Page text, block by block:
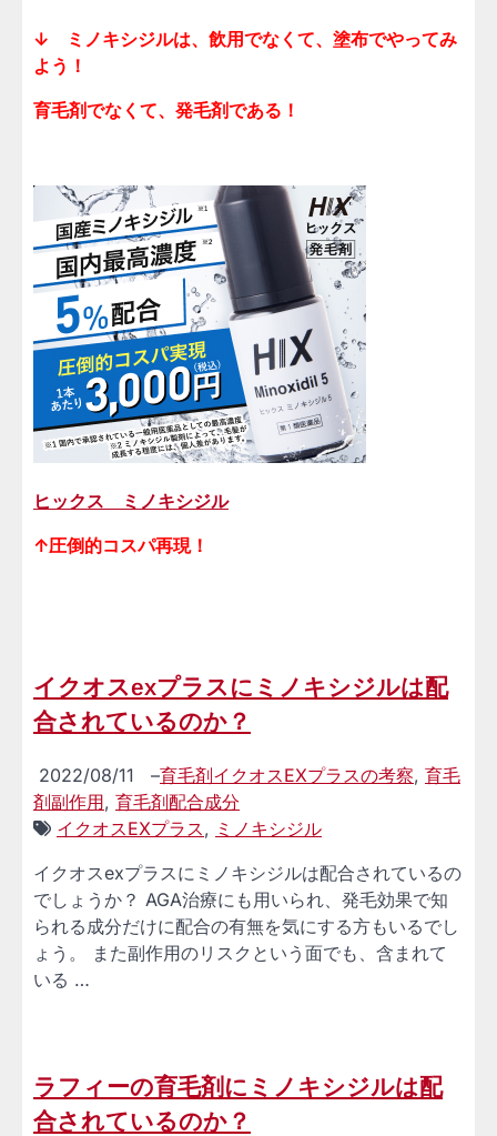
↓ ミノキシジルは、飲用でなくて、塗布でやってみ
よう！
育毛剤でなくて、発毛剤である！
ヒックス ミノキシジル
↑圧倒的コスパ再現！
イクオスexプラスにミノキシジルは配
合されているのか？
2022/08/11 –育毛剤イクオスEXプラスの考察, 育毛
剤副作用, 育毛剤配合成分
イクオスEXプラス, ミノキシジル
イクオスexプラスにミノキシジルは配合されているの
でしょうか？ AGA治療にも用いられ、発毛効果で知
られる成分だけに配合の有無を気にする方もいるでし
ょう。 また副作用のリスクという面でも、含まれて
いる …
ラフィーの育毛剤にミノキシジルは配
合されているのか？